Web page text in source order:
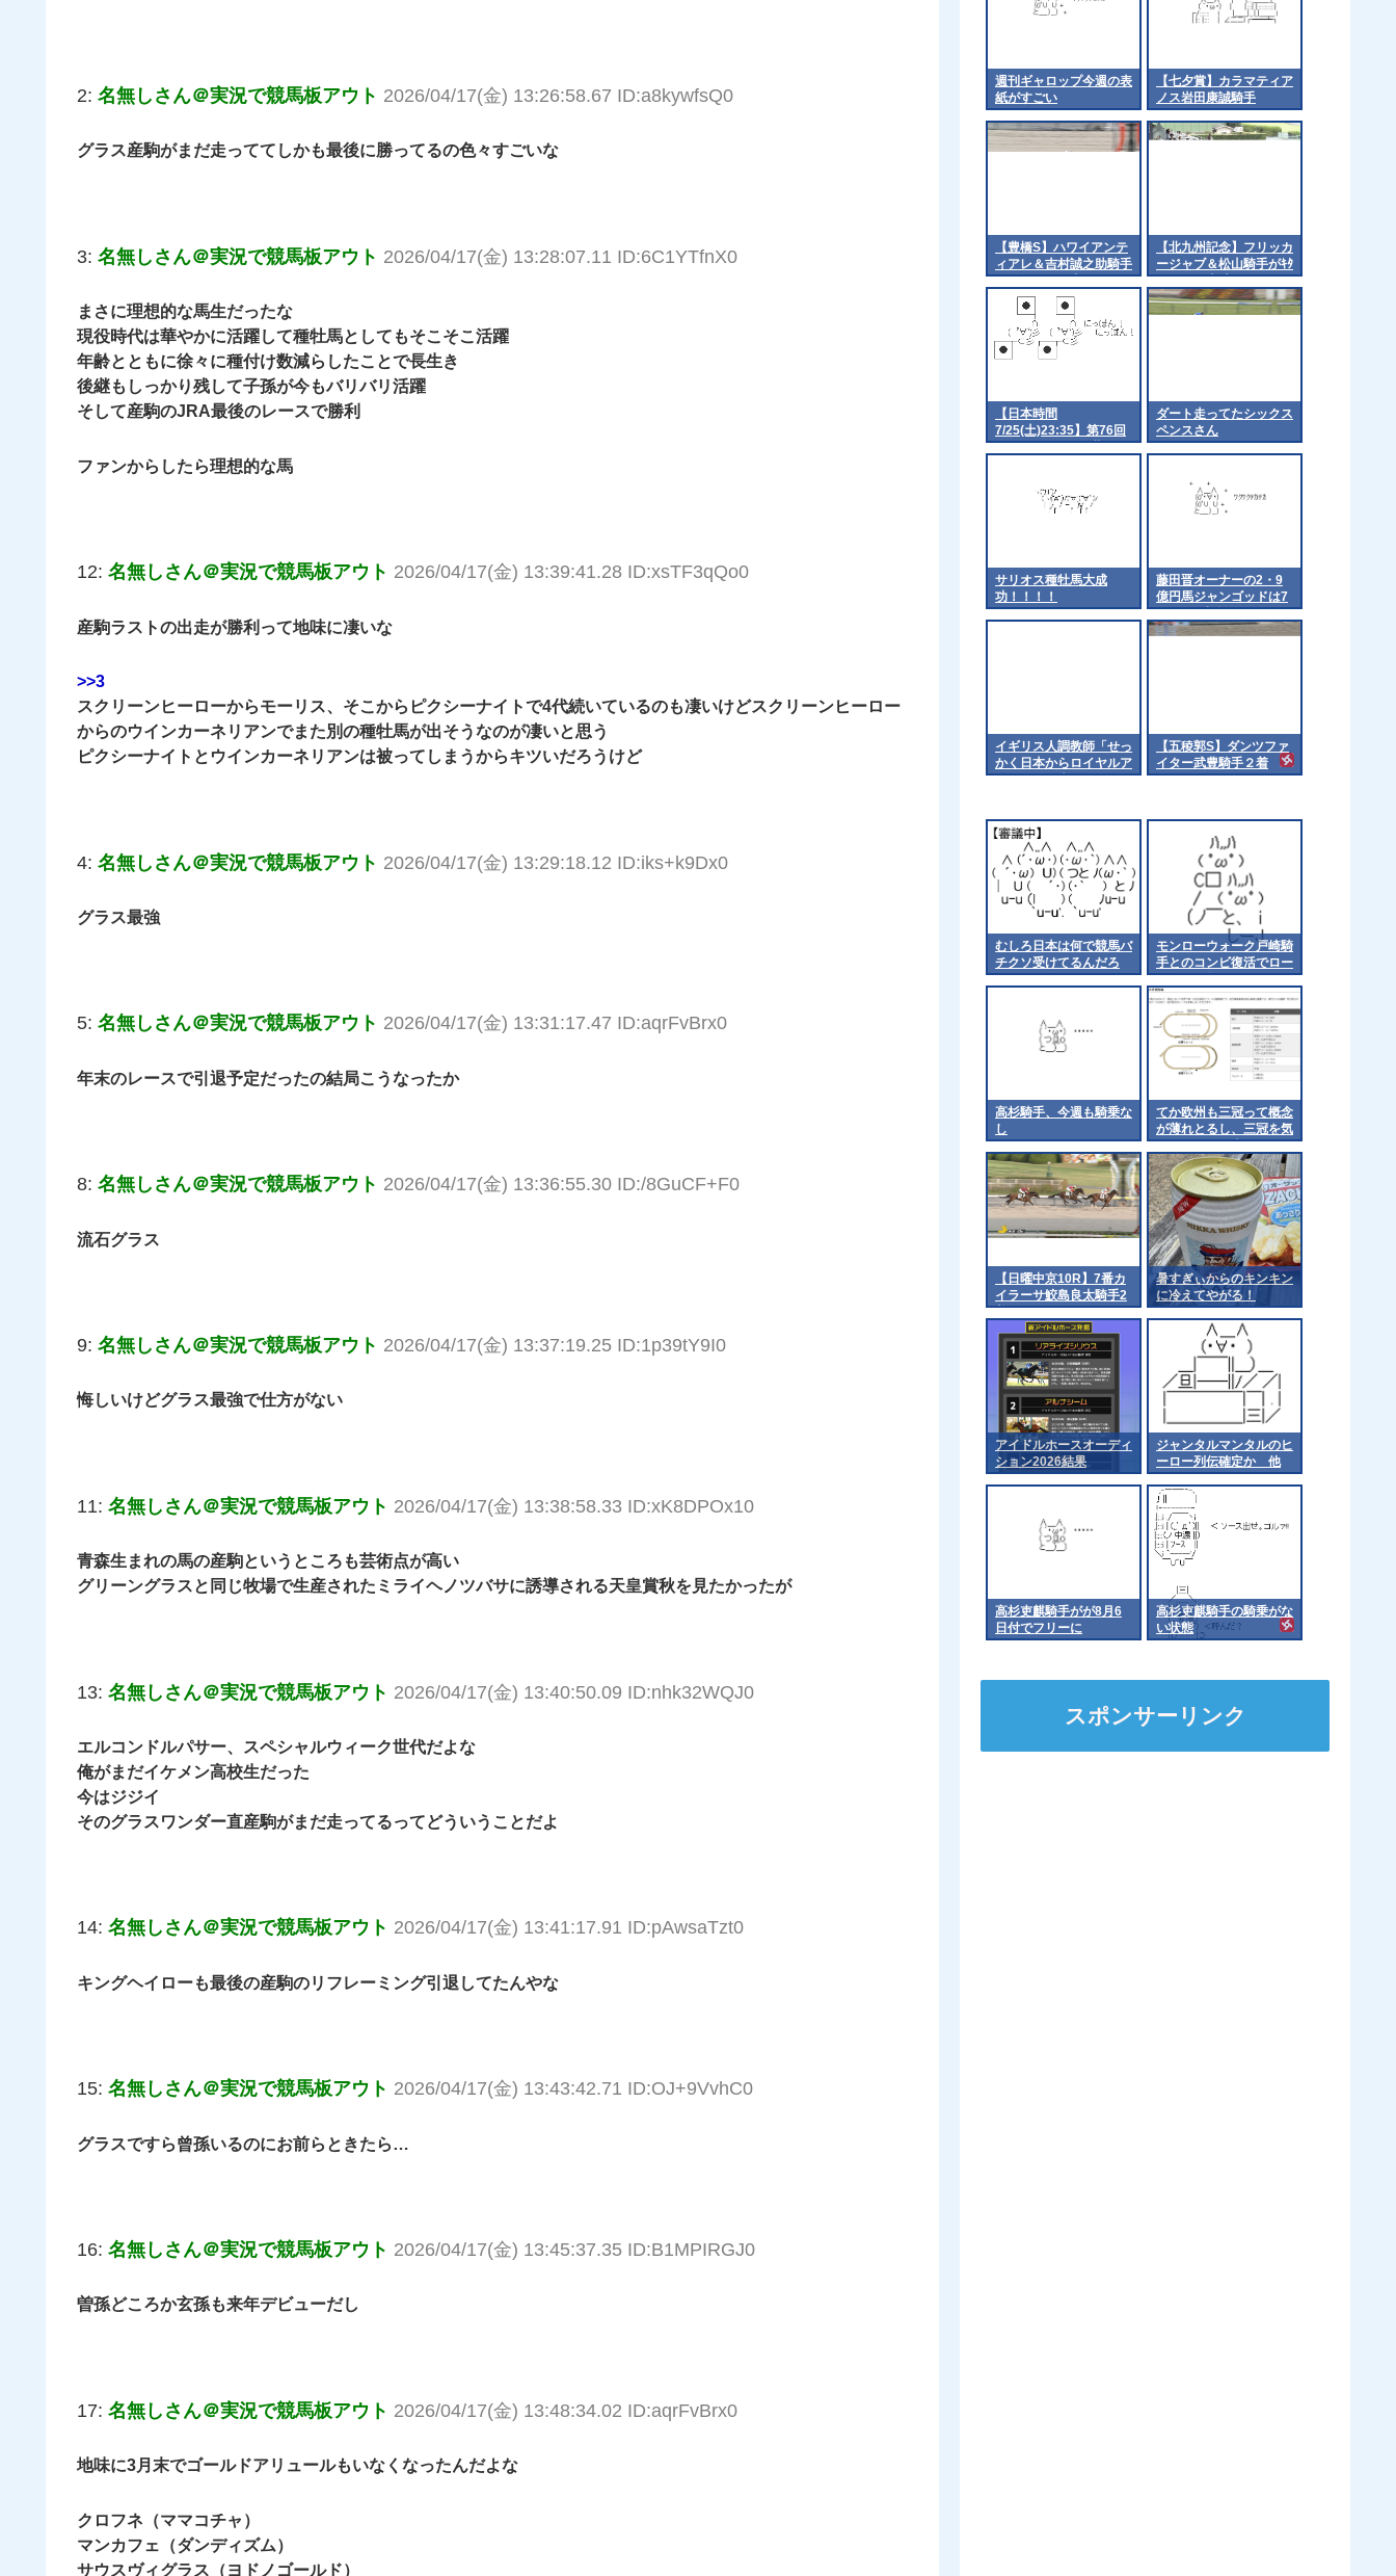
2: 名無しさん＠実況で競馬板アウト 2026/04/17(金) 13:26:58.67 ID:a8kywfsQ0
グラス産駒がまだ走っててしかも最後に勝ってるの色々すごいな
3: 名無しさん＠実況で競馬板アウト 2026/04/17(金) 13:28:07.11 ID:6C1YTfnX0
まさに理想的な馬生だったな
現役時代は華やかに活躍して種牡馬としてもそこそこ活躍
年齢とともに徐々に種付け数減らしたことで長生き
後継もしっかり残して子孫が今もバリバリ活躍
そして産駒のJRA最後のレースで勝利
ファンからしたら理想的な馬
12: 名無しさん＠実況で競馬板アウト 2026/04/17(金) 13:39:41.28 ID:xsTF3qQo0
産駒ラストの出走が勝利って地味に凄いな
>>3
スクリーンヒーローからモーリス、そこからピクシーナイトで4代続いているのも凄いけどスクリーンヒーロー
からのウインカーネリアンでまた別の種牡馬が出そうなのが凄いと思う
ピクシーナイトとウインカーネリアンは被ってしまうからキツいだろうけど
4: 名無しさん＠実況で競馬板アウト 2026/04/17(金) 13:29:18.12 ID:iks+k9Dx0
グラス最強
5: 名無しさん＠実況で競馬板アウト 2026/04/17(金) 13:31:17.47 ID:aqrFvBrx0
年末のレースで引退予定だったの結局こうなったか
8: 名無しさん＠実況で競馬板アウト 2026/04/17(金) 13:36:55.30 ID:/8GuCF+F0
流石グラス
9: 名無しさん＠実況で競馬板アウト 2026/04/17(金) 13:37:19.25 ID:1p39tY9I0
悔しいけどグラス最強で仕方がない
11: 名無しさん＠実況で競馬板アウト 2026/04/17(金) 13:38:58.33 ID:xK8DPOx10
青森生まれの馬の産駒というところも芸術点が高い
グリーングラスと同じ牧場で生産されたミライヘノツバサに誘導される天皇賞秋を見たかったが
13: 名無しさん＠実況で競馬板アウト 2026/04/17(金) 13:40:50.09 ID:nhk32WQJ0
エルコンドルパサー、スペシャルウィーク世代だよな
俺がまだイケメン高校生だった
今はジジイ
そのグラスワンダー直産駒がまだ走ってるってどういうことだよ
14: 名無しさん＠実況で競馬板アウト 2026/04/17(金) 13:41:17.91 ID:pAwsaTzt0
キングヘイローも最後の産駒のリフレーミング引退してたんやな
15: 名無しさん＠実況で競馬板アウト 2026/04/17(金) 13:43:42.71 ID:OJ+9VvhC0
グラスですら曾孫いるのにお前らときたら…
16: 名無しさん＠実況で競馬板アウト 2026/04/17(金) 13:45:37.35 ID:B1MPIRGJ0
曽孫どころか玄孫も来年デビューだし
17: 名無しさん＠実況で競馬板アウト 2026/04/17(金) 13:48:34.02 ID:aqrFvBrx0
地味に3月末でゴールドアリュールもいなくなったんだよな
クロフネ（ママコチャ）
マンカフェ（ダンディズム）
サウスヴィグラス（ヨドノゴールド）
週刊ギャロップ今週の表
紙がすごい
【七夕賞】カラマティア
ノス岩田康誠騎手
【豊橋S】ハワイアンテ
ィアレ＆吉村誠之助騎手
がｷﾀ━━━━(ﾟ
∀ﾟ)━━━━!!
【北九州記念】フリッカ
ージャブ＆松山騎手がｷﾀ
━━━━(ﾟ∀ﾟ)━━━━!!
【日本時間
7/25(土)23:35】第76回
キングジョージ6世&ク
ダート走ってたシックス
ペンスさん
サリオス種牡馬大成
功！！！！
藤田晋オーナーの2・9
億円馬ジャンゴッドは7
月5日の小倉でデビュー
鞍上は川田騎手
イギリス人調教師「せっ
かく日本からロイヤルア
スコッにト来てもらった
【五稜郭S】ダンツファ
イター武豊騎手２着
むしろ日本は何で競馬バ
チクソ受けてるんだろ
モンローウォーク戸崎騎
手とのコンビ復活でロー
ズSへ 他
高杉騎手、今週も騎乗な
し
てか欧州も三冠って概念
が薄れとるし、三冠を気
にするのは日本くらいに
なるんやろか 他
【日曜中京10R】7番カ
イラーサ鮫島良太騎手2
着
暑すぎぃからのキンキン
に冷えてやがる！
アイドルホースオーディ
ション2026結果
ジャンタルマンタルのヒ
ーロー列伝確定か 他
高杉吏麒騎手がが8月6
日付でフリーに
高杉吏麒騎手の騎乗がな
い状態
スポンサーリンク